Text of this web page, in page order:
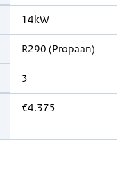
14kW
R290 (Propaan)
3
€4.375